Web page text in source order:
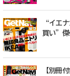
“イエ
買い”傑
【別冊